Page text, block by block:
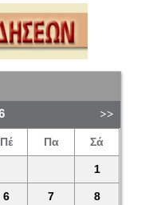
Πέ Πα Σά
1
6 7 8